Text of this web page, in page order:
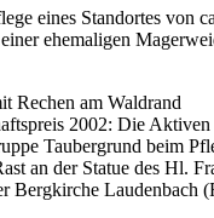
eines Standortes von
ehemaligen
2002: Die Aktiven
Taubergrund beim
an der Statue des Hl.
Bergkirche Laudenbach